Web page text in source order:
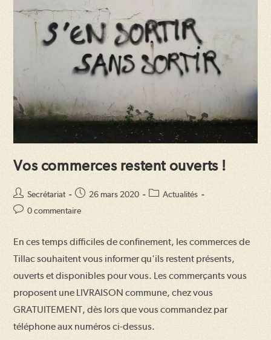
Vos commerces restent ouverts !
Auteur/autrice
de
Secrétariat
Publication
26 mars 2020
PostActualités
Commentaires
publication :
0 commentaire
En ces temps difficiles de confinement, les commerces de
Tillac souhaitent vous informer qu'ils restent présents,
ouverts et disponibles pour vous. Les commerçants vous
proposent une LIVRAISON commune, chez vous
GRATUITEMENT, dès lors que vous commandez par
téléphone aux numéros ci-dessus.